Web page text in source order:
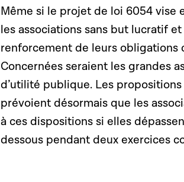
Même si le projet de loi 6054 vise
les associations sans but lucratif
renforcement de leurs obligations
Concernées seraient les grandes
d’utilité publique. Les
prévoient désormais que les
à ces dispositions si elles
dessous pendant deux exercices